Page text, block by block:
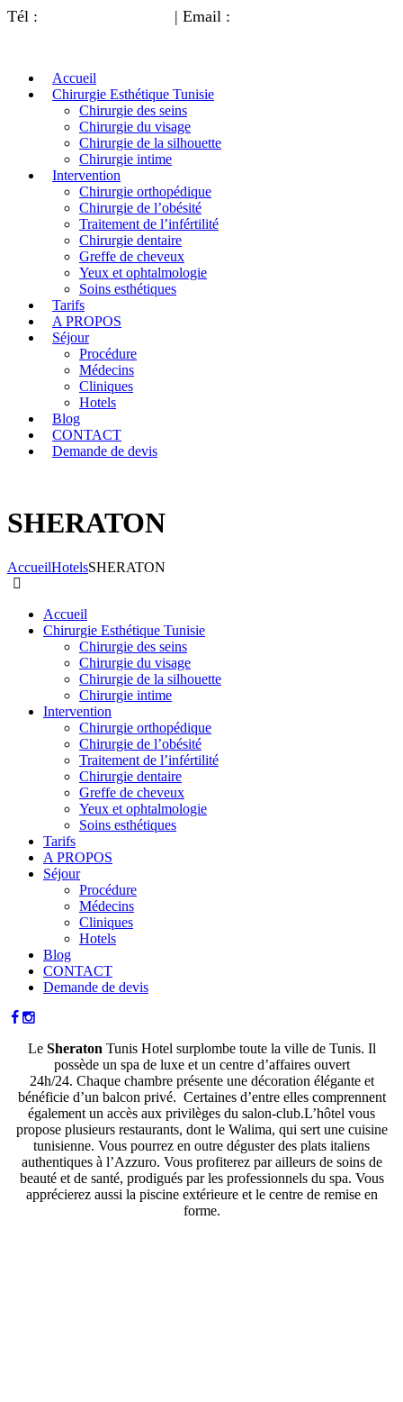
Tél : | Email :
Accueil
Chirurgie Esthétique Tunisie
Chirurgie des seins
Chirurgie du visage
Chirurgie de la silhouette
Chirurgie intime
Intervention
Chirurgie orthopédique
Chirurgie de l’obésité
Traitement de l’infértilité
Chirurgie dentaire
Greffe de cheveux
Yeux et ophtalmologie
Soins esthétiques
Tarifs
A PROPOS
Séjour
Procédure
Médecins
Cliniques
Hotels
Blog
CONTACT
Demande de devis
SHERATON
AccueilHotelsSHERATON
Accueil
Chirurgie Esthétique Tunisie
Chirurgie des seins
Chirurgie du visage
Chirurgie de la silhouette
Chirurgie intime
Intervention
Chirurgie orthopédique
Chirurgie de l’obésité
Traitement de l’infértilité
Chirurgie dentaire
Greffe de cheveux
Yeux et ophtalmologie
Soins esthétiques
Tarifs
A PROPOS
Séjour
Procédure
Médecins
Cliniques
Hotels
Blog
CONTACT
Demande de devis
Le Sheraton Tunis Hotel surplombe toute la ville de Tunis. Il
possède un spa de luxe et un centre d’affaires ouvert
24h/24. Chaque chambre présente une décoration élégante et
bénéficie d’un balcon privé. Certaines d’entre elles comprennent
également un accès aux privilèges du salon-club.L’hôtel vous
propose plusieurs restaurants, dont le Walima, qui sert une cuisine
tunisienne. Vous pourrez en outre déguster des plats italiens
authentiques à l’Azzuro. Vous profiterez par ailleurs de soins de
beauté et de santé, prodigués par les professionnels du spa. Vous
apprécierez aussi la piscine extérieure et le centre de remise en
forme.